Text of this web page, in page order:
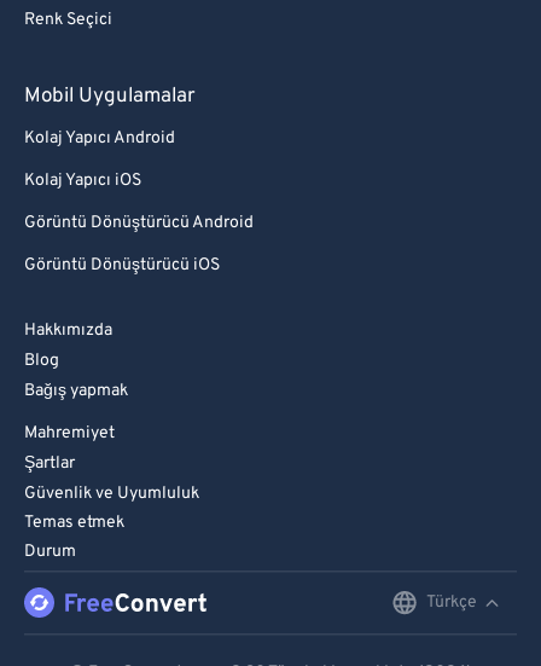
Renk Seçici
Mobil Uygulamalar
Kolaj Yapıcı Android
Kolaj Yapıcı iOS
Görüntü Dönüştürücü Android
Görüntü Dönüştürücü iOS
Hakkımızda
Blog
Bağış yapmak
Mahremiyet
Şartlar
Güvenlik ve Uyumluluk
Temas etmek
Durum
Türkçe